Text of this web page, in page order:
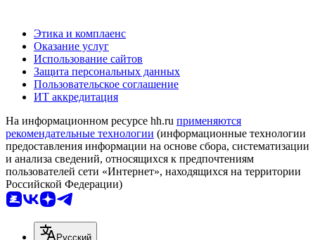
Этика и комплаенс
Оказание услуг
Использование сайтов
Защита персональных данных
Пользовательское соглашение
ИТ аккредитация
На информационном ресурсе hh.ru применяются
рекомендательные технологии (информационные технологии
предоставления информации на основе сбора, систематизации
и анализа сведений, относящихся к предпочтениям
пользователей сети «Интернет», находящихся на территории
Российской Федерации)
Русский